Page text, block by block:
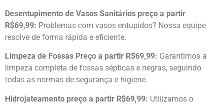
Desentupimento de Vasos Sanitários preço a partir
R$69,99: Problemas com vasos entupidos? Nossa equipe
resolve de forma rápida e eficiente.
Limpeza de Fossas Preço a partir R$69,99: Garantimos a
limpeza completa de fossas sépticas e negras, seguindo
todas as normas de segurança e higiene.
Hidrojateamento preço a partir R$69,99: Utilizamos o